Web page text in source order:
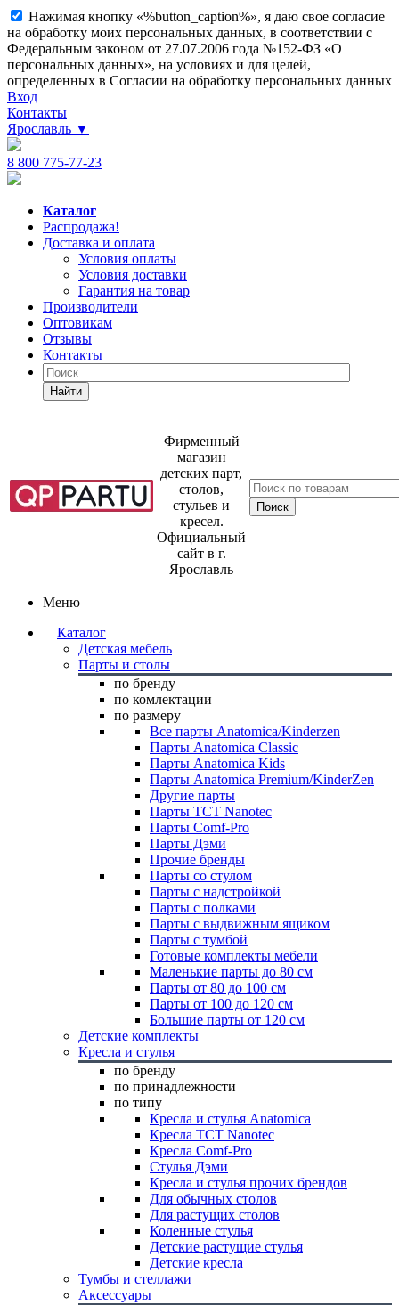
Нажимая кнопку «%button_caption%», я даю свое согласие
на обработку моих персональных данных, в соответствии с
Федеральным законом от 27.07.2006 года №152-ФЗ «О
персональных данных», на условиях и для целей,
определенных в Согласии на обработку персональных данных
Вход
Контакты
Ярославль ▼
8 800 775-77-23
Каталог
Распродажа!
Доставка и оплата
Условия оплаты
Условия доставки
Гарантия на товар
Производители
Оптовикам
Отзывы
Контакты
Найти
Фирменный
магазин
детских парт,
столов,
стульев и
кресел.
Официальный
сайт в г.
Ярославль
Меню
Каталог
Детская мебель
Парты и столы
по бренду
по комлектации
по размеру
Все парты Anatomica/Kinderzen
Парты Anatomica Classic
Парты Anatomica Kids
Парты Anatomica Premium/KinderZen
Другие парты
Парты TCT Nanotec
Парты Comf-Pro
Парты Дэми
Прочие бренды
Парты со стулом
Парты с надстройкой
Парты с полками
Парты с выдвижным ящиком
Парты с тумбой
Готовые комплекты мебели
Маленькие парты до 80 см
Парты от 80 до 100 см
Парты от 100 до 120 см
Большие парты от 120 см
Детские комплекты
Кресла и стулья
по бренду
по принадлежности
по типу
Кресла и стулья Anatomica
Кресла TCT Nanotec
Кресла Comf-Pro
Стулья Дэми
Кресла и стулья прочих брендов
Для обычных столов
Для растущих столов
Коленные стулья
Детские растущие стулья
Детские кресла
Тумбы и стеллажи
Аксессуары